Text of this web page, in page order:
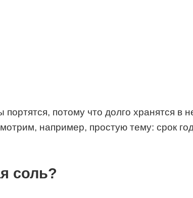
потому что долго хранятся
например, простую тему: срок
соль?